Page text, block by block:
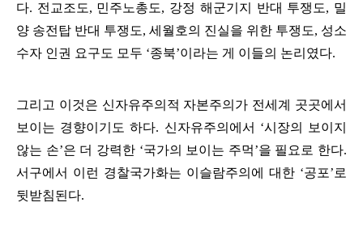
다. 전교조도, 민주노총도, 강정 해군기지 반대 투쟁도, 밀
양 송전탑 반대 투쟁도, 세월호의 진실을 위한 투쟁도, 성소
수자 인권 요구도 모두 ‘종북’이라는 게 이들의 논리였다.
그리고 이것은 신자유주의적 자본주의가 전세계 곳곳에서
보이는 경향이기도 하다. 신자유주의에서 ‘시장의 보이지
않는 손’은 더 강력한 ‘국가의 보이는 주먹’을 필요로 한다.
서구에서 이런 경찰국가화는 이슬람주의에 대한 ‘공포’로
뒷받침된다.